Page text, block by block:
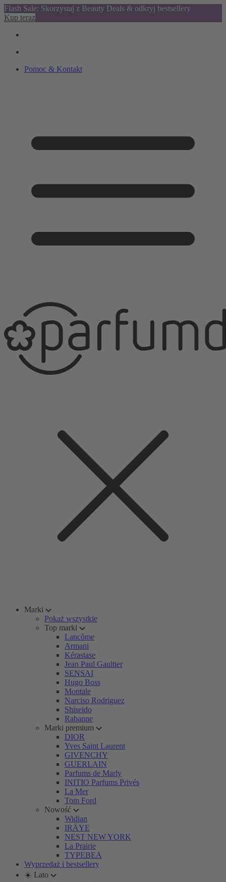
Flash Sale: Skorzystaj z Beauty Deals & odkryj bestsellery
Kup teraz
Pomoc & Kontakt
Marki
Pokaż wszystkie
Top marki
Lancôme
Armani
Kérastase
Jean Paul Gaultier
SENSAI
Hugo Boss
Montale
Narciso Rodriguez
Shiseido
Rabanne
Marki premium
DIOR
Yves Saint Laurent
GIVENCHY
GUERLAIN
Parfums de Marly
INITIO Parfums Privés
La Mer
Tom Ford
Nowość
Widian
IRÄYE
NEST NEW YORK
La Prairie
TYPEBEA
Wyprzedaż i bestsellery
☀️ Lato